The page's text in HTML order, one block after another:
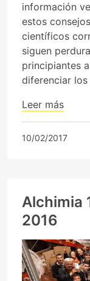
información
estos
científicos
siguen
principiantes
diferenciar los
Leer más
10/02/2017
Alchimia
2016